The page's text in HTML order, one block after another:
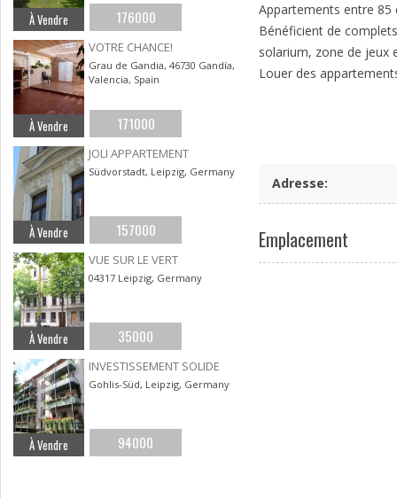
Appartements entre 85
Bénéficient de
solarium, zone de jeux
Louer des
Adresse:
Emplacement
À Vendre 176000
VOTRE CHANCE!
Grau de Gandia, 46730 Gandía,
Valencia, Spain
À Vendre 171000
JOLI APPARTEMENT
Südvorstadt, Leipzig, Germany
À Vendre 157000
VUE SUR LE VERT
04317 Leipzig, Germany
À Vendre 35000
INVESTISSEMENT SOLIDE
Gohlis-Süd, Leipzig, Germany
À Vendre 94000